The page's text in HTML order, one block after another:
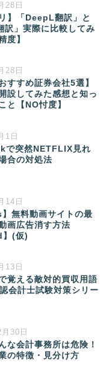
28日
】「DeepL翻訳」と
訳」実際に比較してみ
度】
28日
すすめ証券会社5選】
設してみた感想と知っ
と【NO忖度】
1日
突然NETFLIX見れ
合の対処法
14日
無料動画サイトの最
画広告消す方法
】(仮)
13日
覚える敵対的買収用語
会計士試験対策シリー
30日
な会計事務所は危険！
の特徴・見分け方